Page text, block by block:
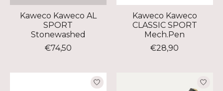
Kaweco Kaweco AL
SPORT
Stonewashed
€74,50
Kaweco Kaweco
CLASSIC SPORT
Mech.Pen
€28,90